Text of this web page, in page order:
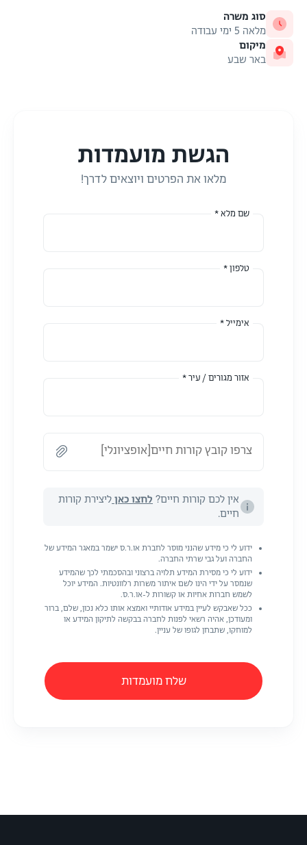
סוג משרה
מלאה 5 ימי עבודה
מיקום
באר שבע
הגשת מועמדות
מלאו את הפרטים ויוצאים לדרך!
שם מלא *
טלפון *
אימייל *
אזור מגורים / עיר *
צרפו קובץ קורות חיים[אופציונלי]
אין לכם קורות חיים? לחצו כאן ליצירת קורות
חיים.
ידוע לי כי מידע שהנני מוסר לחברת או.ר.ס ישמר במאגר המידע של
החברה ועל גבי שרתי החברה.
ידוע לי כי מסירת המידע תלויה ברצוני ובהסכמתי לכך שהמידע
שנמסר על ידי הינו לשם איתור משרות רלוונטיות. המידע יוכל
לשמש חברות אחיות או קשורות ל-או.ר.ס.
ככל שאבקש לעיין במידע אודותיי ואמצא אותו כלא נכון, שלם, ברור
ומעודכן, אהיה רשאי לפנות לחברה בבקשה לתיקון המידע או
למוחקו, שתבחן לגופו של עניין.
שלח מועמדות